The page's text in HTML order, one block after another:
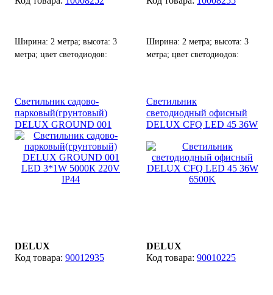
Ширина: 2 метра; высота: 3
метра; цвет светодиодов:
до 4-х гирлянд от одного
источника питания.
Ширина: 2 метра; высота: 3
метра; цвет светодиодов:
до 4-х гирлянд от одного
источника питания.
Светильник садово-
парковый(грунтовый)
DELUX GROUND 001
LED 3*1W 5000К 220V
IP44
DELUX
90012935
Светильник
светодиодный офисный
DELUX CFQ LED 45 36W
DELUX
90010225